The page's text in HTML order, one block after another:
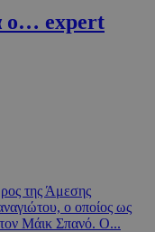
ο… expert
της Άμεσης
ο οποίος ως
Μάικ Σπανό. Ο...